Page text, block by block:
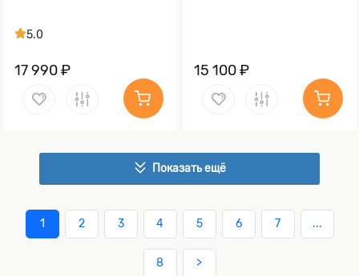
5.0
17 990 ₽ 15 100 ₽
Показать ещё
1 2 3 4 5 6 7 ...
8 >